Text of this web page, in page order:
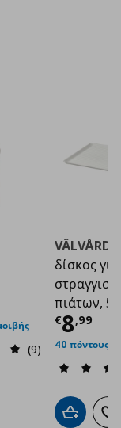
τιμή€
(9)
στα αγαπημένα
δίσκος για
πιάτων,
€8,99
40 πόντους
Προσθήκη